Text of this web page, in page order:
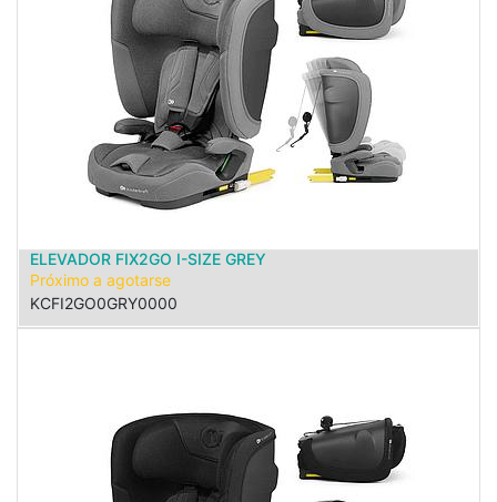
ELEVADOR FIX2GO I-SIZE GREY
Próximo a agotarse
KCFI2GO0GRY0000